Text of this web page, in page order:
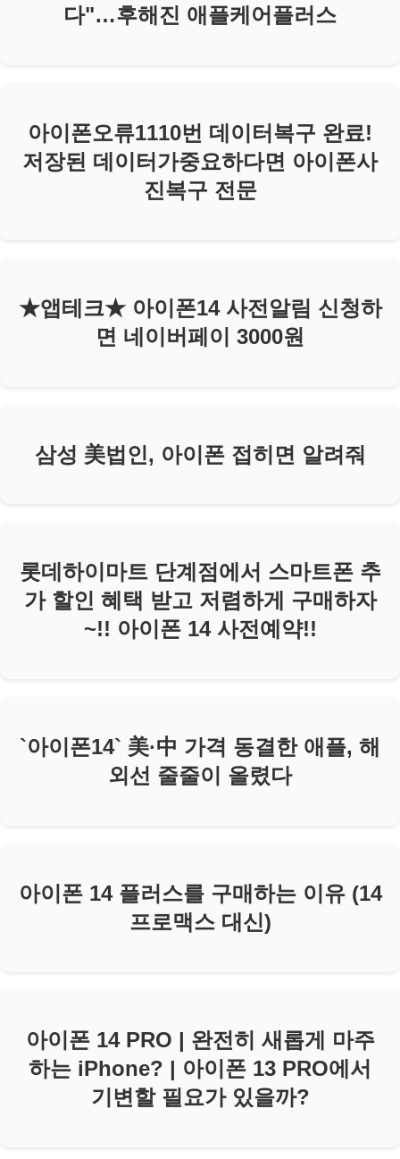
다"…후해진 애플케어플러스
아이폰오류1110번 데이터복구 완료!
저장된 데이터가중요하다면 아이폰사
진복구 전문
★앱테크★ 아이폰14 사전알림 신청하
면 네이버페이 3000원
삼성 美법인, 아이폰 접히면 알려줘
롯데하이마트 단계점에서 스마트폰 추
가 할인 혜택 받고 저렴하게 구매하자
~!! 아이폰 14 사전예약!!
`아이폰14` 美·中 가격 동결한 애플, 해
외선 줄줄이 올렸다
아이폰 14 플러스를 구매하는 이유 (14
프로맥스 대신)
아이폰 14 PRO | 완전히 새롭게 마주
하는 iPhone? | 아이폰 13 PRO에서
기변할 필요가 있을까?